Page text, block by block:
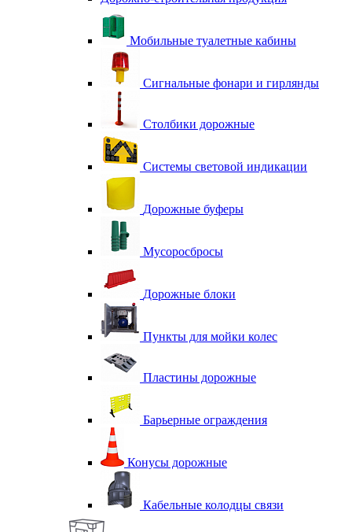
Мобильные туалетные кабины
Сигнальные фонари и гирлянды
Столбики дорожные
Системы световой индикации
Дорожные буферы
Мусоросбросы
Дорожные блоки
Пункты для мойки колес
Пластины дорожные
Барьерные ограждения
Конусы дорожные
Кабельные колодцы связи